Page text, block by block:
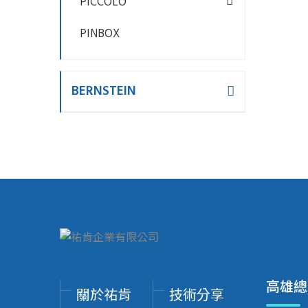
PINBOX
BERNSTEIN
關於祐肯 技術分享 高雄